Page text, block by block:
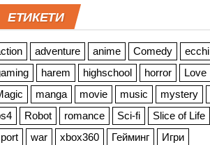
ЕТИКЕТИ
adventure anime Comedy
ecchi
harem highschool horror
Love
manga movie music mystery
Robot romance Sci-fi
Slice of Life
war xbox360 Гейминг
Игри